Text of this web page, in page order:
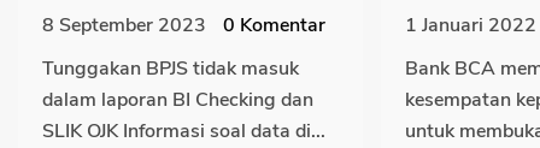
8 September 2023 0 Komentar
Tunggakan BPJS tidak masuk
dalam laporan BI Checking dan
SLIK OJK Informasi soal data di...
1 Januari 2022
Bank BCA
kesempatan
untuk